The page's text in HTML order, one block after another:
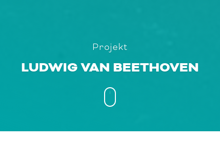
Projekt
LUDWIG VAN BEETHOVEN